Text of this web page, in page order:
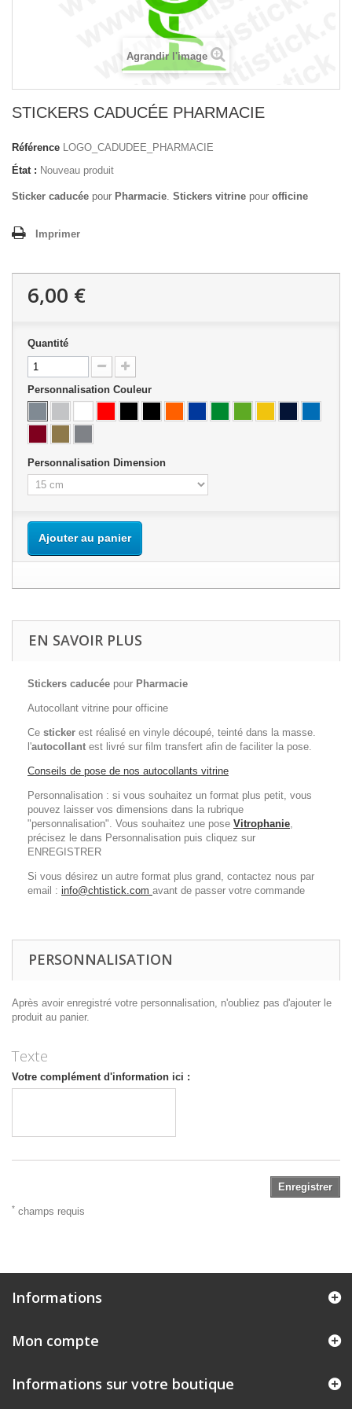
Agrandir l'image
STICKERS CADUCÉE PHARMACIE
Référence LOGO_CADUDEE_PHARMACIE
État : Nouveau produit
Sticker caducée pour Pharmacie. Stickers vitrine pour officine
Imprimer
6,00 €
Quantité
Personnalisation Couleur
Personnalisation Dimension
Ajouter au panier
EN SAVOIR PLUS
Stickers caducée pour Pharmacie
Autocollant vitrine pour officine
Ce sticker est réalisé en vinyle découpé, teinté dans la masse.
l'autocollant est livré sur film transfert afin de faciliter la pose.
Conseils de pose de nos autocollants vitrine
Personnalisation : si vous souhaitez un format plus petit, vous
pouvez laisser vos dimensions dans la rubrique
"personnalisation". Vous souhaitez une pose Vitrophanie,
précisez le dans Personnalisation puis cliquez sur
ENREGISTRER
Si vous désirez un autre format plus grand, contactez nous par
email : info@chtistick.com avant de passer votre commande
PERSONNALISATION
Après avoir enregistré votre personnalisation, n'oubliez pas d'ajouter le
produit au panier.
Texte
Votre complément d'information ici :
Enregistrer
* champs requis
Informations
Mon compte
Informations sur votre boutique